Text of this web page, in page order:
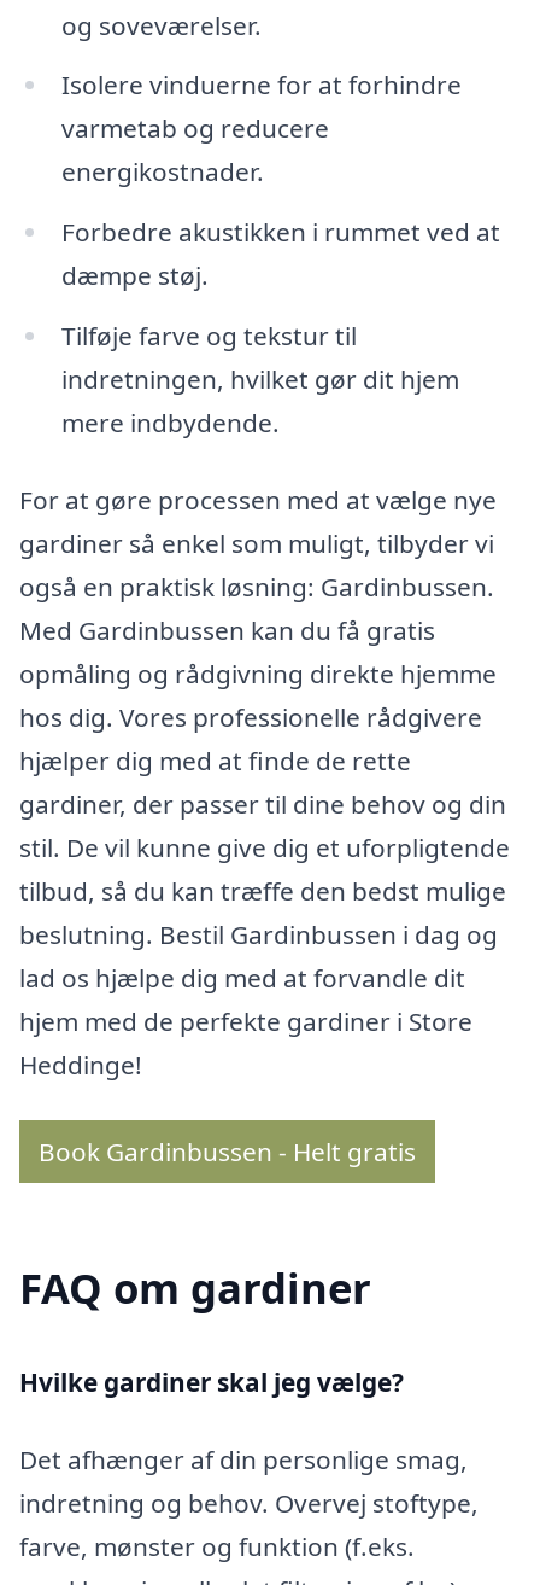
og soveværelser.
Isolere vinduerne for at forhindre
varmetab og reducere
energikostnader.
Forbedre akustikken i rummet ved at
dæmpe støj.
Tilføje farve og tekstur til
indretningen, hvilket gør dit hjem
mere indbydende.
For at gøre processen med at vælge nye
gardiner så enkel som muligt, tilbyder vi
også en praktisk løsning: Gardinbussen.
Med Gardinbussen kan du få gratis
opmåling og rådgivning direkte hjemme
hos dig. Vores professionelle rådgivere
hjælper dig med at finde de rette
gardiner, der passer til dine behov og din
stil. De vil kunne give dig et uforpligtende
tilbud, så du kan træffe den bedst mulige
beslutning. Bestil Gardinbussen i dag og
lad os hjælpe dig med at forvandle dit
hjem med de perfekte gardiner i Store
Heddinge!
Book Gardinbussen - Helt gratis
FAQ om gardiner
Hvilke gardiner skal jeg vælge?
Det afhænger af din personlige smag,
indretning og behov. Overvej stoftype,
farve, mønster og funktion (f.eks.